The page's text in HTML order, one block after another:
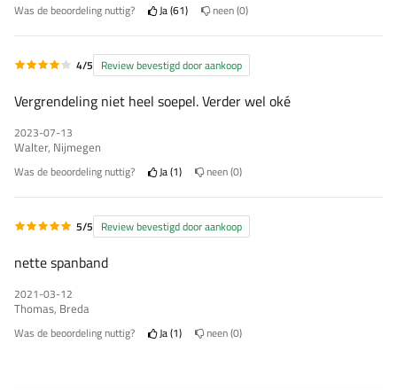
Was de beoordeling nuttig? Ja 61 neen 0
4/5 Review bevestigd door aankoop
Vergrendeling niet heel soepel. Verder wel oké
2023-07-13
Walter, Nijmegen
Was de beoordeling nuttig? Ja 1 neen 0
5/5 Review bevestigd door aankoop
nette spanband
2021-03-12
Thomas, Breda
Was de beoordeling nuttig? Ja 1 neen 0